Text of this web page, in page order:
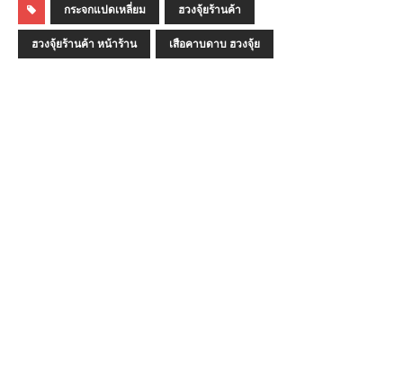
กระจกแปดเหลี่ยม ฮวงจุ้ยร้านค้า
ฮวงจุ้ยร้านค้า หน้าร้าน เสือคาบดาบ ฮวงจุ้ย